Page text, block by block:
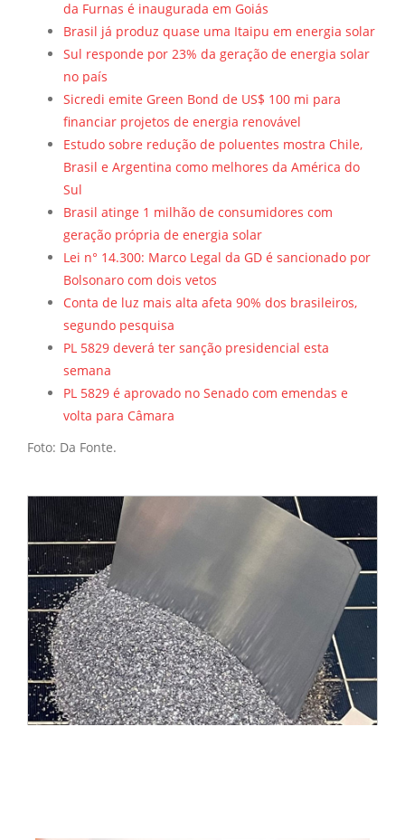
da Furnas é inaugurada em Goiás
Brasil já produz quase uma Itaipu em energia solar
Sul responde por 23% da geração de energia solar
no país
Sicredi emite Green Bond de US$ 100 mi para
financiar projetos de energia renovável
Estudo sobre redução de poluentes mostra Chile,
Brasil e Argentina como melhores da América do
Sul
Brasil atinge 1 milhão de consumidores com
geração própria de energia solar
Lei n° 14.300: Marco Legal da GD é sancionado por
Bolsonaro com dois vetos
Conta de luz mais alta afeta 90% dos brasileiros,
segundo pesquisa
PL 5829 deverá ter sanção presidencial esta
semana
PL 5829 é aprovado no Senado com emendas e
volta para Câmara
Foto: Da Fonte.